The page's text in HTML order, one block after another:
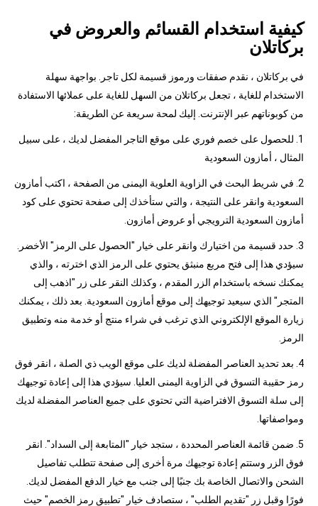
كيفية استخدام القسائم والعروض في
بركاتلان
في بركاتلان ، نقدم صفقات ورموز قسيمة لكل تاجر. بواجهة سهلة
الاستخدام للغاية ، تجعل بركاتلان من السهل للغاية على عملائها الاستفادة
من كوبوناتهم عبر الإنترنت. إليك لمحة سريعة عن الطريقة:
1. للحصول على خصم فوري على موقع التاجر المفضل لديك ، على سبيل
المثال ، أمازون السعودية
2. في شريط البحث في الزاوية العلوية اليمنى من الصفحة ، اكتب أمازون
السعودية وانقر على النتيجة ، والتي ستأخذك إلى صفحة تحتوي على كود
أمازون السعودية الترويجي أو عروض أمازون.
3. حدد قسيمة من اختيارك وانقر على خيار "الحصول على الرمز" الأخضر.
سيؤدي هذا إلى فتح مربع منبثق يحتوي على الرمز الذي اخترته ، والذي
يمكنك نسخه باستخدام الزر المقدم ، وكذلك النقر على زر "اذهب إلى
المتجر" الذي سيعيد توجيهك إلى موقع أمازون السعودية. بعد ذلك ، يمكنك
زيارة الموقع الإلكتروني الذي ترغب في شراء منتج أو خدمة منه وتطبيق
الرمز.
4. بعد تحديد العناصر المفضلة لديك على موقع الويب ذي الصلة ، انقر فوق
رمز حقيبة التسوق في الزاوية اليمنى العليا. سيؤدي هذا إلى إعادة توجيهك
إلى سلة التسوق الافتراضية التي تحتوي على جميع العناصر المفضلة لديك
ومواصفاتها.
5. ضمن قائمة العناصر المحددة ، ستجد خيار "المتابعة إلى السداد". انقر
فوق الزر وستتم إعادة توجيهك مرة أخرى إلى صفحة تتطلب تفاصيل
الشحن والاتصال الخاصة بك جنبًا إلى جنب مع خيار الدفع المفضل لديك.
فورًا وقبل زر "تقديم الطلب" ، ستصادف خيار "تطبيق رمز الخصم" حيث